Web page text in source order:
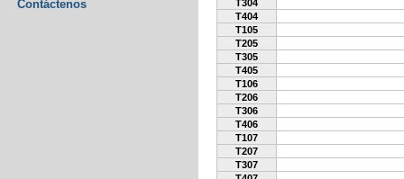
Contáctenos
T304
T404
T105
T205
T305
T405
T106
T206
T306
T406
T107
T207
T307